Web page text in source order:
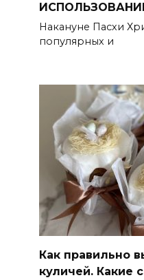
Накануне Пасхи
популярных и
Как правильно
куличей. Какие